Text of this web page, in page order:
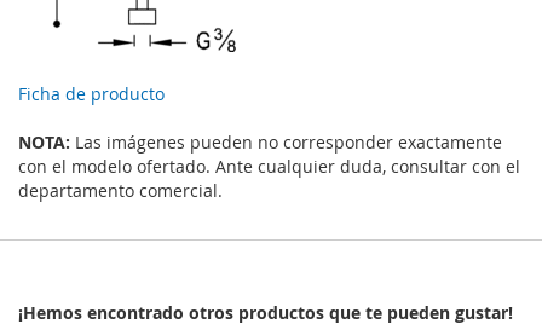
Ficha de producto
NOTA: Las imágenes pueden no corresponder exactamente
con el modelo ofertado. Ante cualquier duda, consultar con el
departamento comercial.
¡Hemos encontrado otros productos que te pueden gustar!